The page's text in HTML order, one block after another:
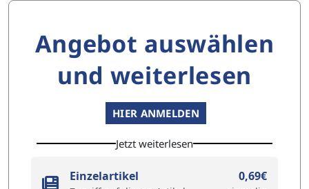
Angebot auswählen
und weiterlesen
HIER ANMELDEN
Jetzt weiterlesen
Einzelartikel 0,69€